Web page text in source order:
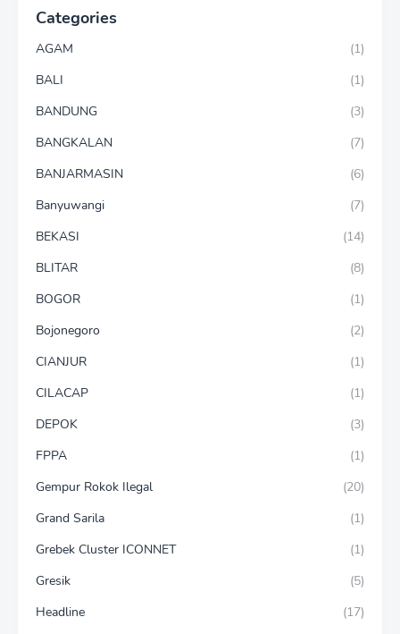
Categories
AGAM
(1)
BALI
(1)
BANDUNG
(3)
BANGKALAN
(7)
BANJARMASIN
(6)
Banyuwangi
(7)
BEKASI
(14)
BLITAR
(8)
BOGOR
(1)
Bojonegoro
(2)
CIANJUR
(1)
CILACAP
(1)
DEPOK
(3)
FPPA
(1)
Gempur Rokok Ilegal
(20)
Grand Sarila
(1)
Grebek Cluster ICONNET
(1)
Gresik
(5)
Headline
(17)